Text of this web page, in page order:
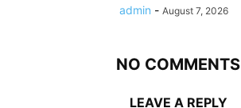
admin - August 7, 2026
NO COMMENTS
LEAVE A REPLY